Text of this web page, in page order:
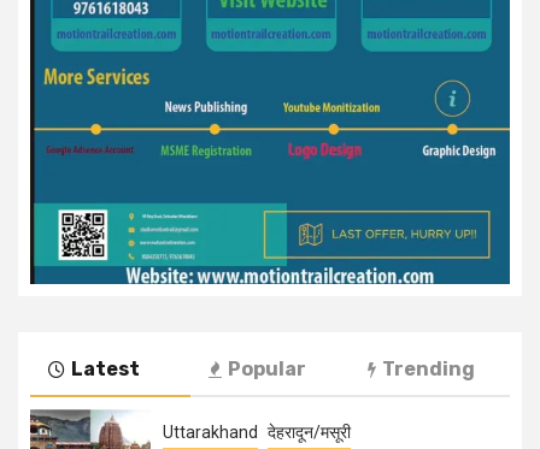
Latest Popular Trending
Uttarakhand देहरादून/मसूरी